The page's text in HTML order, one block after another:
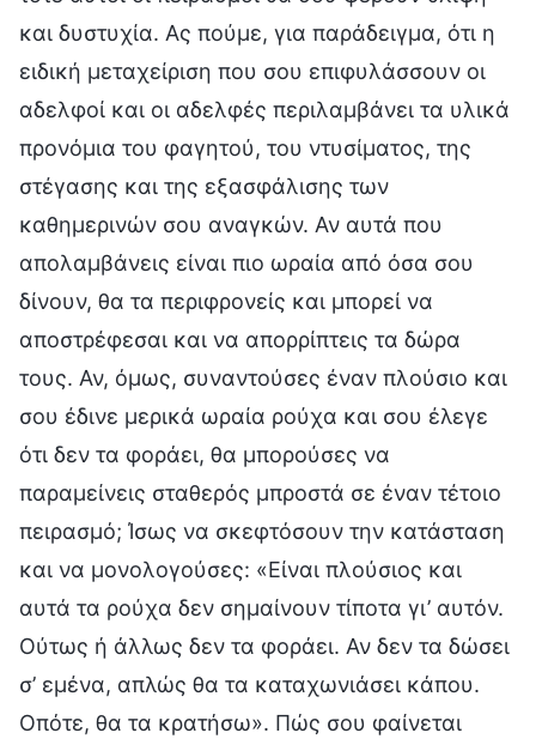
και δυστυχία. Ας πούμε, για παράδειγμα, ότι η
ειδική μεταχείριση που σου επιφυλάσσουν οι
αδελφοί και οι αδελφές περιλαμβάνει τα υλικά
προνόμια του φαγητού, του ντυσίματος, της
στέγασης και της εξασφάλισης των
καθημερινών σου αναγκών. Αν αυτά που
απολαμβάνεις είναι πιο ωραία από όσα σου
δίνουν, θα τα περιφρονείς και μπορεί να
αποστρέφεσαι και να απορρίπτεις τα δώρα
τους. Αν, όμως, συναντούσες έναν πλούσιο και
σου έδινε μερικά ωραία ρούχα και σου έλεγε
ότι δεν τα φοράει, θα μπορούσες να
παραμείνεις σταθερός μπροστά σε έναν τέτοιο
πειρασμό; Ίσως να σκεφτόσουν την κατάσταση
και να μονολογούσες: «Είναι πλούσιος και
αυτά τα ρούχα δεν σημαίνουν τίποτα γι’ αυτόν.
Ούτως ή άλλως δεν τα φοράει. Αν δεν τα δώσει
σ’ εμένα, απλώς θα τα καταχωνιάσει κάπου.
Οπότε, θα τα κρατήσω». Πώς σου φαίνεται